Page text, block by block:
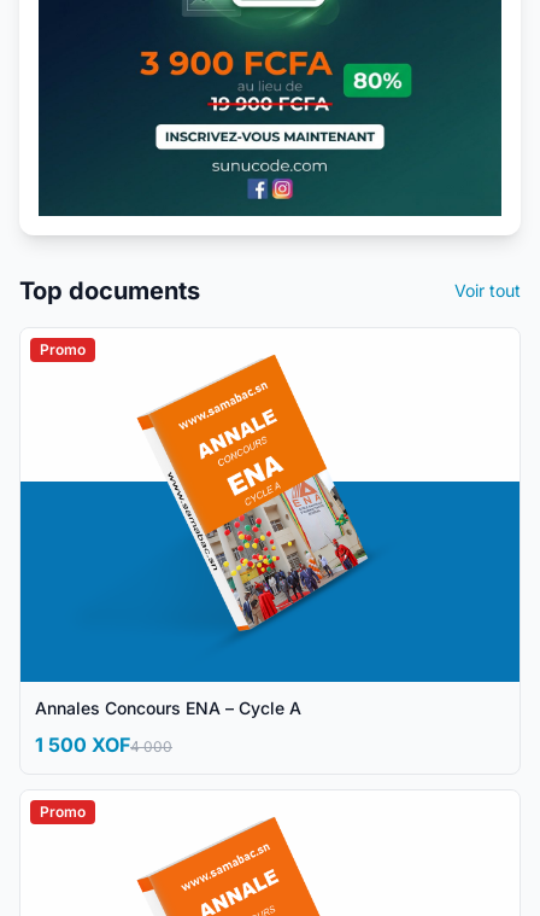
Top documents Voir tout
Promo
Annales Concours ENA – Cycle A
1 500 XOF4 000
Promo